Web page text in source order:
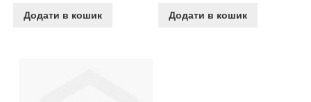
Додати в кошик Додати в кошик